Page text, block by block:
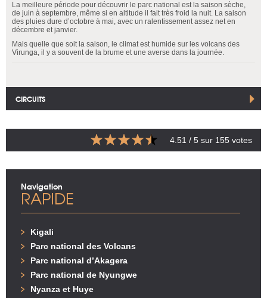
La meilleure période pour découvrir le parc national est la saison sèche,
de juin à septembre, même si en altitude il fait très froid la nuit. La saison
des pluies dure d’octobre à mai, avec un ralentissement assez net en
décembre et janvier.
Mais quelle que soit la saison, le climat est humide sur les volcans des
Virunga, il y a souvent de la brume et une averse dans la journée.
CIRCUITS
4.51 / 5 sur 155 votes
Navigation
RAPIDE
Kigali
Parc national des Volcans
Parc national d’Akagera
Parc national de Nyungwe
Nyanza et Huye